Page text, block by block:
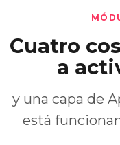
Cuatro
a
y una capa de
está